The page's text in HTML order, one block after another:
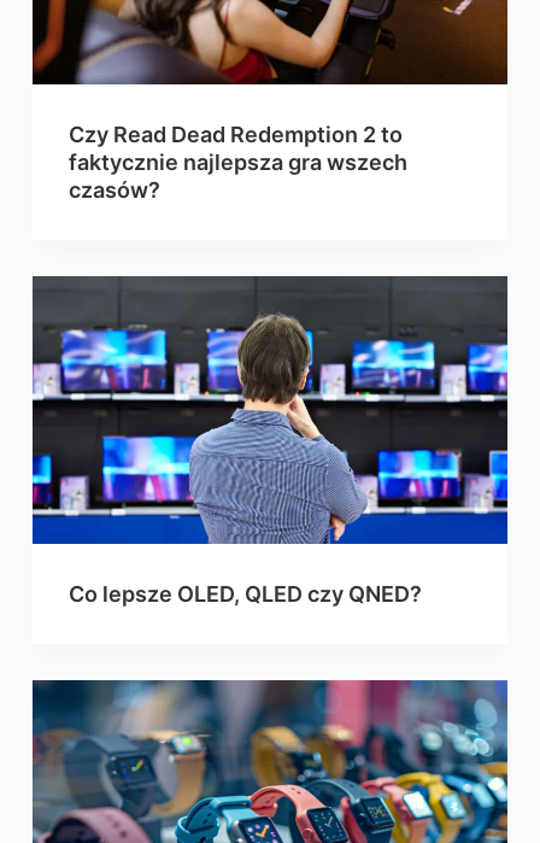
Czy Read Dead Redemption 2 to
faktycznie najlepsza gra wszech
czasów?
Co lepsze OLED, QLED czy QNED?